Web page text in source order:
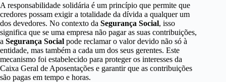
A responsabilidade solidária é um princípio que permite que
credores possam exigir a totalidade da dívida a qualquer um
dos devedores. No contexto da Segurança Social, isso
significa que se uma empresa não pagar as suas contribuições,
a Segurança Social pode reclamar o valor devido não só à
entidade, mas também a cada um dos seus gerentes. Este
mecanismo foi estabelecido para proteger os interesses da
Caixa Geral de Aposentações e garantir que as contribuições
são pagas em tempo e horas.